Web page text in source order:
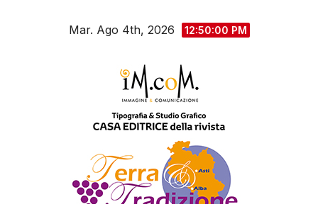
Mar. Ago 4th, 2026 12:50:02 PM